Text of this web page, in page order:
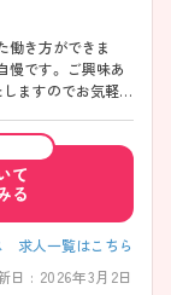
働き方ができま
ますのでお気軽に
て
る
求人一覧はこちら
日 : 2026年3月2日